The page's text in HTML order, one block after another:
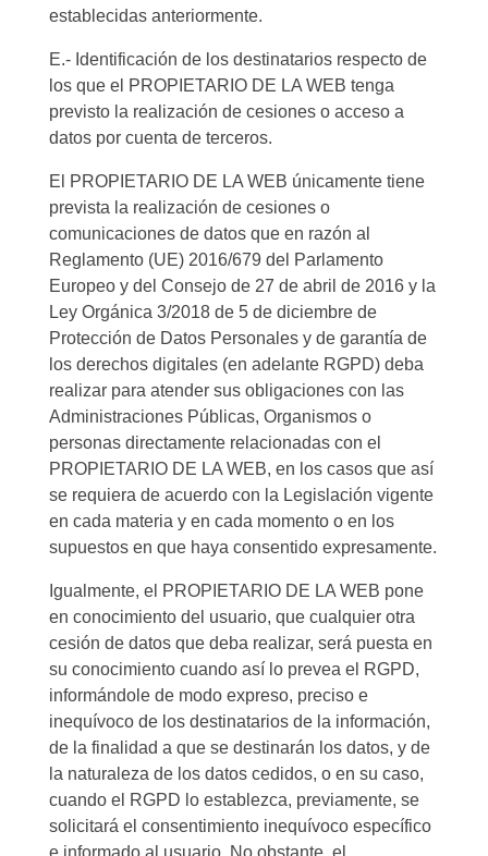
establecidas anteriormente.
E.- Identificación de los destinatarios respecto de
los que el PROPIETARIO DE LA WEB tenga
previsto la realización de cesiones o acceso a
datos por cuenta de terceros.
El PROPIETARIO DE LA WEB únicamente tiene
prevista la realización de cesiones o
comunicaciones de datos que en razón al
Reglamento (UE) 2016/679 del Parlamento
Europeo y del Consejo de 27 de abril de 2016 y la
Ley Orgánica 3/2018 de 5 de diciembre de
Protección de Datos Personales y de garantía de
los derechos digitales (en adelante RGPD) deba
realizar para atender sus obligaciones con las
Administraciones Públicas, Organismos o
personas directamente relacionadas con el
PROPIETARIO DE LA WEB, en los casos que así
se requiera de acuerdo con la Legislación vigente
en cada materia y en cada momento o en los
supuestos en que haya consentido expresamente.
Igualmente, el PROPIETARIO DE LA WEB pone
en conocimiento del usuario, que cualquier otra
cesión de datos que deba realizar, será puesta en
su conocimiento cuando así lo prevea el RGPD,
informándole de modo expreso, preciso e
inequívoco de los destinatarios de la información,
de la finalidad a que se destinarán los datos, y de
la naturaleza de los datos cedidos, o en su caso,
cuando el RGPD lo establezca, previamente, se
solicitará el consentimiento inequívoco específico
e informado al usuario. No obstante, el